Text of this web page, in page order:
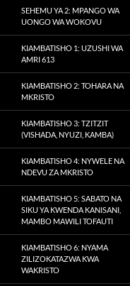
SEHEMU YA 2: MPANGO WA
UONGO WA WOKOVU
KIAMBATISHO 1: UZUSHI WA
AMRI 613
KIAMBATISHO 2: TOHARA NA
MKRISTO
KIAMBATISHO 3: TZITZIT
(VISHADA, NYUZI, KAMBA)
KIAMBATISHO 4: NYWELE NA
NDEVU ZA MKRISTO
KIAMBATISHO 5: SABATO NA
SIKU YA KWENDA KANISANI,
MAMBO MAWILI TOFAUTI
KIAMBATISHO 6: NYAMA
ZILIZOKATAZWA KWA
WAKRISTO